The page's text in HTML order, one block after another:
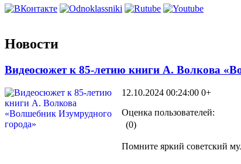
Новости
Видеосюжет к 85-летию книги А. Волкова
12.10.2024 00:24:00 0+
Оценка пользователей:
(0)
Помните яркий советский